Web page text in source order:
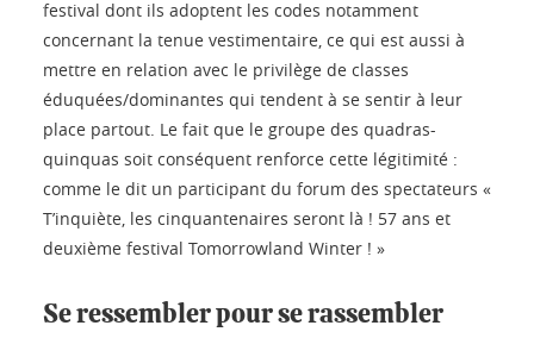
festival dont ils adoptent les codes notamment
concernant la tenue vestimentaire, ce qui est aussi à
mettre en relation avec le privilège de classes
éduquées/dominantes qui tendent à se sentir à leur
place partout. Le fait que le groupe des quadras-
quinquas soit conséquent renforce cette légitimité :
comme le dit un participant du forum des spectateurs «
T’inquiète, les cinquantenaires seront là ! 57 ans et
deuxième festival Tomorrowland Winter ! »
Se ressembler pour se rassembler